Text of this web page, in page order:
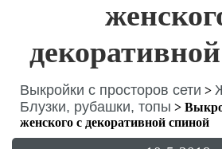
Выкройки с просторов сети >
Блузки, рубашки, топы >
женского с декоративной спиной